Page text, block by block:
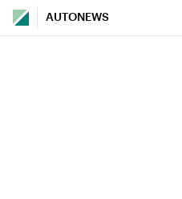
AUTONEWS